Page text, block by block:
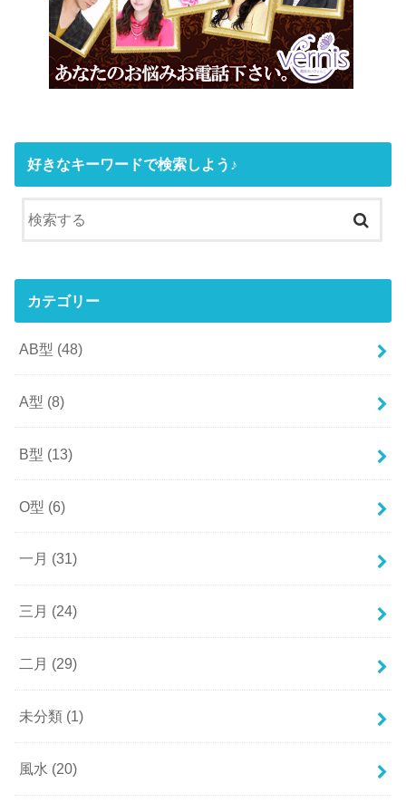
好きなキーワードで検索しよう♪
カテゴリー
AB型 (48)
A型 (8)
B型 (13)
O型 (6)
一月 (31)
三月 (24)
二月 (29)
未分類 (1)
風水 (20)